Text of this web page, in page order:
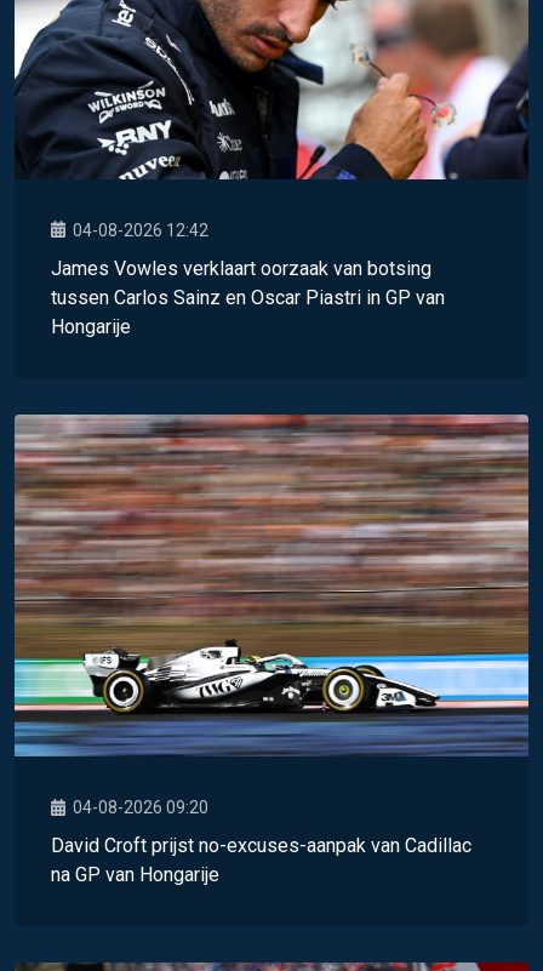
04-08-2026 12:42
James Vowles verklaart oorzaak van botsing
tussen Carlos Sainz en Oscar Piastri in GP van
Hongarije
04-08-2026 09:20
David Croft prijst no-excuses-aanpak van Cadillac
na GP van Hongarije